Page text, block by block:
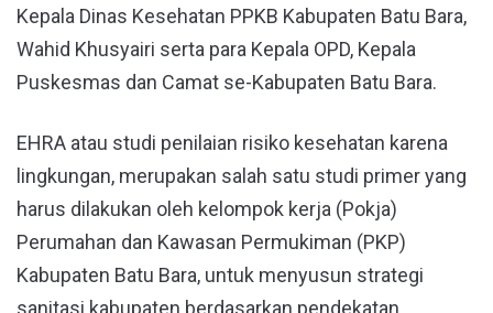
Kepala Dinas Kesehatan PPKB Kabupaten Batu Bara,
Wahid Khusyairi serta para Kepala OPD, Kepala
Puskesmas dan Camat se-Kabupaten Batu Bara.
EHRA atau studi penilaian risiko kesehatan karena
lingkungan, merupakan salah satu studi primer yang
harus dilakukan oleh kelompok kerja (Pokja)
Perumahan dan Kawasan Permukiman (PKP)
Kabupaten Batu Bara, untuk menyusun strategi
sanitasi kabupaten berdasarkan pendekatan